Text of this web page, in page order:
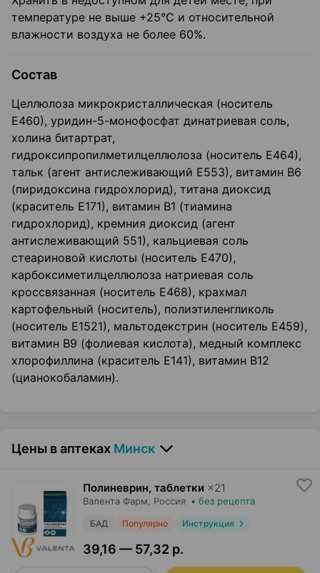
температуре не выше +25°С и относительной
влажности воздуха не более 60%.
Состав
Целлюлоза микрокристаллическая (носитель
Е460), уридин-5-монофосфат динатриевая соль,
холина битартрат,
гидроксипропилметилцеллюлоза (носитель Е464),
тальк (агент антислеживающий Е553), витамин В6
(пиридоксина гидрохлорид), титана диоксид
(краситель Е171), витамин В1 (тиамина
гидрохлорид), кремния диоксид (агент
антислеживающий 551), кальциевая соль
стеариновой кислоты (носитель Е470),
карбоксиметилцеллюлоза натриевая соль
кроссвязанная (носитель Е468), крахмал
картофельный (носитель), полиэтиленгликоль
(носитель Е1521), мальтодекстрин (носитель Е459),
витамин В9 (фолиевая кислота), медный комплекс
хлорофиллина (краситель Е141), витамин В12
(цианокобаламин).
Цены в аптеках Минск
Полиневрин, таблетки ×21
Валента Фарм, Россия • без рецепта
БАД Популярно Инструкция
39,16 — 57,32 р.